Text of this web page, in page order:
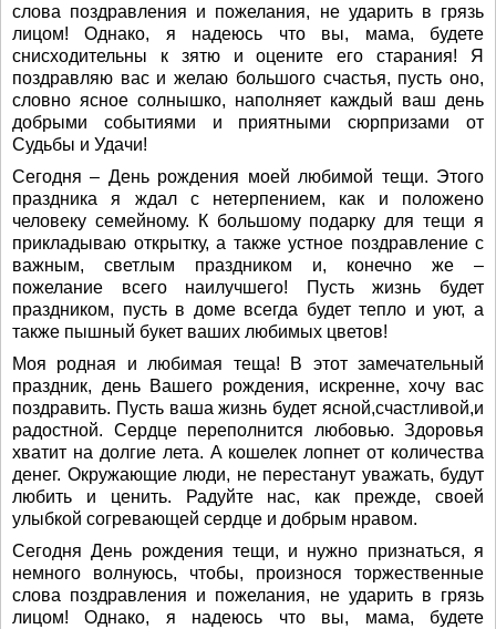
слова поздравления и пожелания, не ударить в грязь
лицом! Однако, я надеюсь что вы, мама, будете
снисходительны к зятю и оцените его старания! Я
поздравляю вас и желаю большого счастья, пусть оно,
словно ясное солнышко, наполняет каждый ваш день
добрыми событиями и приятными сюрпризами от
Судьбы и Удачи!
Сегодня – День рождения моей любимой тещи. Этого
праздника я ждал с нетерпением, как и положено
человеку семейному. К большому подарку для тещи я
прикладываю открытку, а также устное поздравление с
важным, светлым праздником и, конечно же –
пожелание всего наилучшего! Пусть жизнь будет
праздником, пусть в доме всегда будет тепло и уют, а
также пышный букет ваших любимых цветов!
Моя родная и любимая теща! В этот замечательный
праздник, день Вашего рождения, искренне, хочу вас
поздравить. Пусть ваша жизнь будет ясной,счастливой,и
радостной. Сердце переполнится любовью. Здоровья
хватит на долгие лета. А кошелек лопнет от количества
денег. Окружающие люди, не перестанут уважать, будут
любить и ценить. Радуйте нас, как прежде, своей
улыбкой согревающей сердце и добрым нравом.
Сегодня День рождения тещи, и нужно признаться, я
немного волнуюсь, чтобы, произнося торжественные
слова поздравления и пожелания, не ударить в грязь
лицом! Однако, я надеюсь что вы, мама, будете